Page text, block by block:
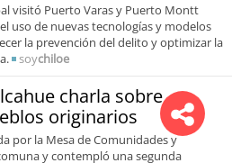
visitó Puerto Varas y Puerto Montt
uso de nuevas tecnologías y modelos
la prevención del delito y optimizar la
soychiloe
charla sobre
originarios
por la Mesa de Comunidades y
y contempló una segunda